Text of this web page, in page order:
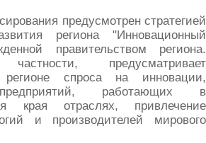
предусмотрен стратегией
региона "Инновационный
правительством региона.
предусматривает
спроса на инновации,
работающих в
края отраслях, привлечение
и производителей мирового